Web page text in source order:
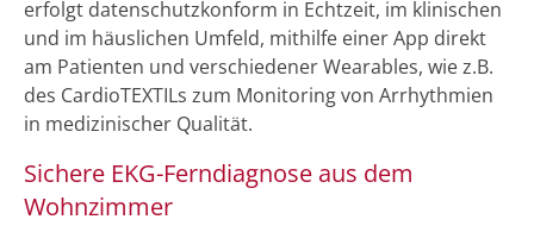
erfolgt datenschutzkonform in Echtzeit, im klinischen
und im häuslichen Umfeld, mithilfe einer App direkt
am Patienten und verschiedener Wearables, wie z.B.
des CardioTEXTILs zum Monitoring von Arrhythmien
in medizinischer Qualität.
Sichere EKG-Ferndiagnose aus dem
Wohnzimmer